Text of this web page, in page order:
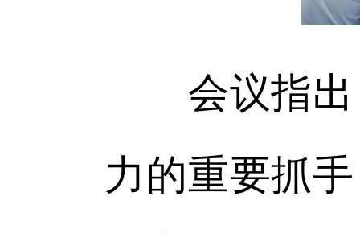
会议指出
力的重要抓